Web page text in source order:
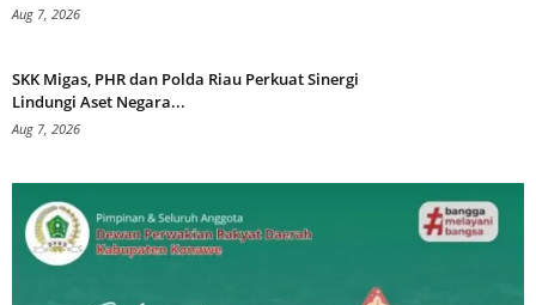
Aug 7, 2026
SKK Migas, PHR dan Polda Riau Perkuat Sinergi
Lindungi Aset Negara...
Aug 7, 2026